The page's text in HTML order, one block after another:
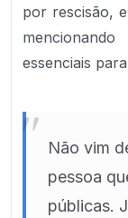
por rescisão,
essenciais
"
Não vim
pessoa
públicas.